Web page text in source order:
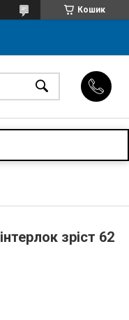
Кошик
зріст 62